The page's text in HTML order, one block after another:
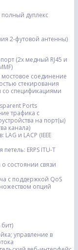
дуплекс
2-футовой антенны)
(2x медный RJ45 и
мостовое соединение
стекирования
со спецификациями
Ports
трафика с
на порт(ы)
канала)
и LACP (IEEE
ERPS ITU-T
состоянии связи
с поддержкой QoS
опций
управление в